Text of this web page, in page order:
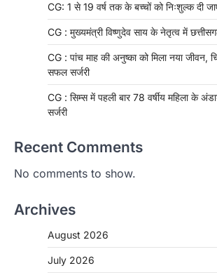
CG: 1 से 19 वर्ष तक के बच्चों को निःशुल्क दी
CG : मुख्यमंत्री विष्णुदेव साय के नेतृत्व में
CG : पांच माह की अनुष्का को मिला नया जीवन,
सफल सर्जरी
CG : सिम्स में पहली बार 78 वर्षीय महिला के
सर्जरी
Recent Comments
No comments to show.
Archives
August 2026
July 2026